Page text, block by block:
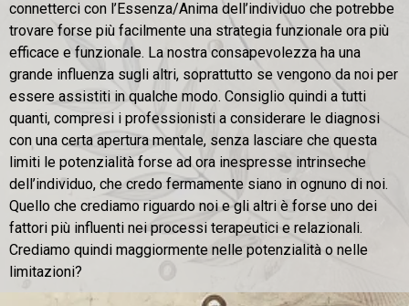
connetterci con l’Essenza/Anima dell’individuo che potrebbe
trovare forse più facilmente una strategia funzionale ora più
efficace e funzionale. La nostra consapevolezza ha una
grande influenza sugli altri, soprattutto se vengono da noi per
essere assistiti in qualche modo. Consiglio quindi a tutti
quanti, compresi i professionisti a considerare le diagnosi
con una certa apertura mentale, senza lasciare che questa
limiti le potenzialità forse ad ora inespresse intrinseche
dell’individuo, che credo fermamente siano in ognuno di noi.
Quello che crediamo riguardo noi e gli altri è forse uno dei
fattori più influenti nei processi terapeutici e relazionali.
Crediamo quindi maggiormente nelle potenzialità o nelle
limitazioni?